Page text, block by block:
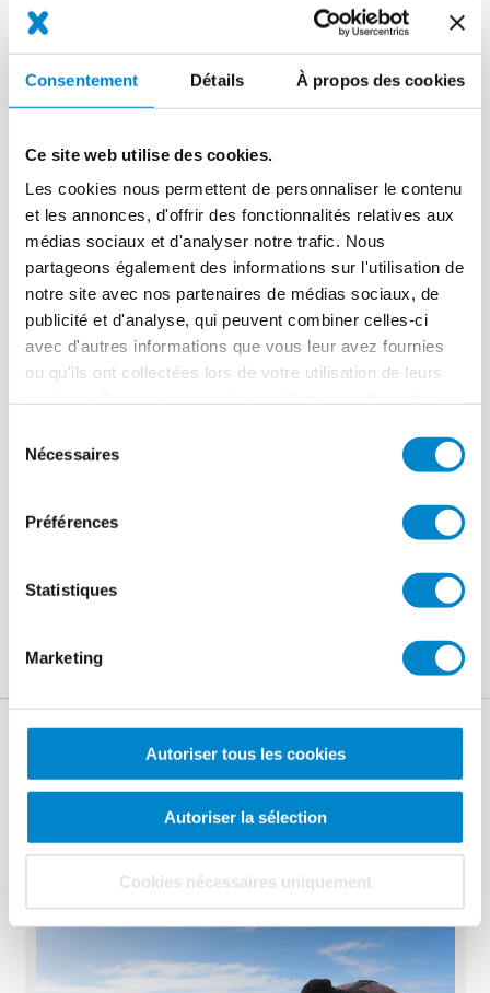
Consentement Détails À propos des cookies
Ce site web utilise des cookies.
Les cookies nous permettent de personnaliser le contenu
et les annonces, d'offrir des fonctionnalités relatives aux
médias sociaux et d'analyser notre trafic. Nous
partageons également des informations sur l'utilisation de
notre site avec nos partenaires de médias sociaux, de
publicité et d'analyse, qui peuvent combiner celles-ci
avec d'autres informations que vous leur avez fournies
ou qu'ils ont collectées lors de votre utilisation de leurs
Nécessaires
Préférences
Statistiques
Marketing
Autoriser tous les cookies
Autoriser la sélection
Cookies nécessaires uniquement
Un moment convivial :
dégustez un cocktail déjeunatoire
tout en réseautant dans une atmosphère détendue,
chaleureuse et sportive.
Comment participer ?
Il vous suffit de vous rendre à l’un des stades entre 10h et
15h.
Aucun rendez-vous préalable nécessaire.
POUR TOUTE QUESTION, VOUS POUVEZ NOUS CONTACTER EN
Retrouvez toute l'actualité de
Triflex France